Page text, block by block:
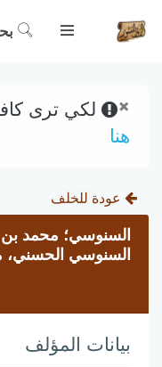
× لكي ترى
هنا
عودة للخلف
السنوسي؛ محمد
السنوسي الحسني،
بيانات المؤلف